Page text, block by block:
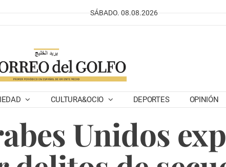
SÁBADO. 08.08.2026
CULTURA&OCIO DEPORTES OPINIÓN
Unidos